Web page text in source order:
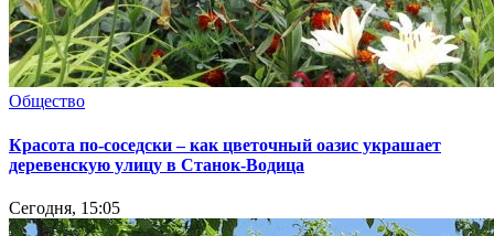
Общество
Красота по-соседски – как цветочный оазис украшает
деревенскую улицу в Станок-Водица
Сегодня, 15:05